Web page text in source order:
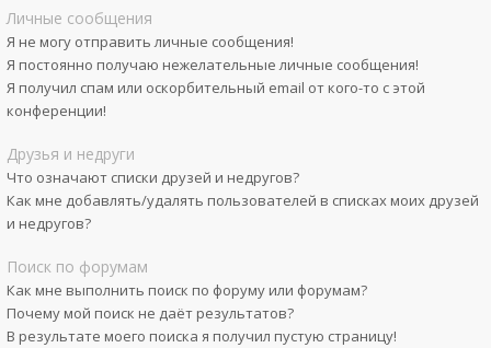
Личные сообщения
Я не могу отправить личные сообщения!
Я постоянно получаю нежелательные личные сообщения!
Я получил спам или оскорбительный email от кого-то с этой
конференции!
Друзья и недруги
Что означают списки друзей и недругов?
Как мне добавлять/удалять пользователей в списках моих друзей
и недругов?
Поиск по форумам
Как мне выполнить поиск по форуму или форумам?
Почему мой поиск не даёт результатов?
В результате моего поиска я получил пустую страницу!